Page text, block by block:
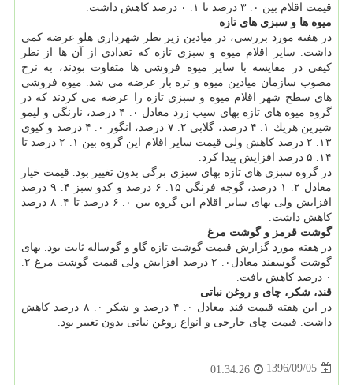
قیمت اقلام بین ۰. ۳ درصد تا ۱. ۰ درصد كاهش داشت.
میوه ها و سبزی های تازه
در هفته مورد بررسی، در میادین زیر نظر شهرداری هلو عرضه كمی
داشت. سایر اقلام میوه و سبزی تازه كه تعدادی از آن ها از نظر
كیفی در مقایسه با سایر میوه فروشی ها متفاوت بودند، به نرخ
مصوب سازمان میادین میوه و تره بار عرضه می شد. میوه فروشی
های سطح شهر اقلام میوه و سبزی تازه را عرضه می كردند كه در
گروه میوه های تازه بهای سیب زرد معادل ۰. ۴ درصد، نارنگی و لیمو
شیرین هریك ۱. ۴ درصد، گلابی ۲. ۷ درصد، انگور ۰. ۴ درصد و كیوی
۱۳. ۲ درصد كاهش ولی قیمت سایر اقلام این گروه بین ۱. ۲ درصد تا
۱۴. ۵ درصد افزایش پیدا كرد.
در گروه سبزی های تازه بهای سبزی برگی بدون تغییر بود. قیمت خیار
معادل ۲. ۱ درصد، گوجه فرنگی ۱۵. ۶ درصد و كدو سبز ۴. ۹ درصد
افزایش ولی بهای سایر اقلام این گروه بین ۰. ۶ درصد تا ۴. ۸ درصد
كاهش داشت.
گوشت قرمز و گوشت مرغ
در هفته مورد گزارش قیمت گوشت تازه گاو و گوساله ثابت بود. بهای
گوشت گوسفند معادل۰. ۲ درصد افزایش ولی قیمت گوشت مرغ ۲.
۰ درصد كاهش یافت.
قند، شكر، چای و روغن نباتی
در این هفته قیمت قند معادل ۰. ۴ درصد و شكر ۰. ۸ درصد كاهش
داشت. قیمت چای خارجی و انواع روغن نباتی بدون تغییر بود.
1396/09/05
01:34:26